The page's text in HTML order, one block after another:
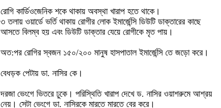
রোগি কার্ডিওজেনিক শকে থাকায় অবস্থা খারাপ হতে থাকে।
৩ তলায় ওয়ার্ডে ভর্তি থাকায় রোগীর লোক ইমার্জেন্সি ডিউটি ডাক্তারের কাছে
আসতে বিলম্ব হয় এবং ডিউটি ডাক্তার যেয়ে রোগীকে মৃত পায়।
অত:পর রোগির স্বজন ১৫০/২০০ মানুষ হাসপাতাল ইমার্জেন্সি তে জড়ো করে।
বেধড়ক পেটায় ডা. নাসির কে।
দরজা ভেংগে ভিতরে ঢুকে। পরিস্থিতি খারাপ দেখে ড. নাসির ওয়াশরুমে আশ্রয়
নেয়। সেটা ভেংগে ডা. নাসিরকে মারতে মারতে বের করে।